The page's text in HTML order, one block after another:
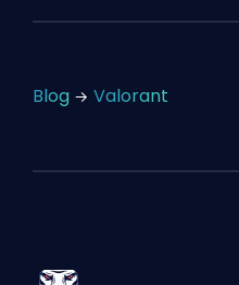
Blog Valorant